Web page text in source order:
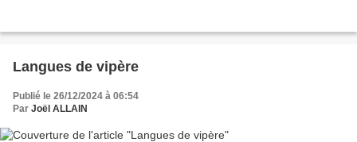
Langues de vipère
Publié le 26/12/2024 à 06:54
Par Joël ALLAIN